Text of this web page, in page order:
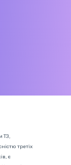
ТЗ,
третіх
є